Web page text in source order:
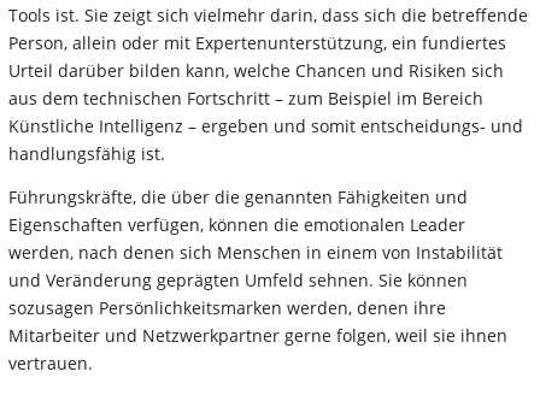
Tools ist. Sie zeigt sich vielmehr darin, dass sich die betreffende
Person, allein oder mit Expertenunterstützung, ein fundiertes
Urteil darüber bilden kann, welche Chancen und Risiken sich
aus dem technischen Fortschritt – zum Beispiel im Bereich
Künstliche Intelligenz – ergeben und somit entscheidungs- und
handlungsfähig ist.
Führungskräfte, die über die genannten Fähigkeiten und
Eigenschaften verfügen, können die emotionalen Leader
werden, nach denen sich Menschen in einem von Instabilität
und Veränderung geprägten Umfeld sehnen. Sie können
sozusagen Persönlichkeitsmarken werden, denen ihre
Mitarbeiter und Netzwerkpartner gerne folgen, weil sie ihnen
vertrauen.